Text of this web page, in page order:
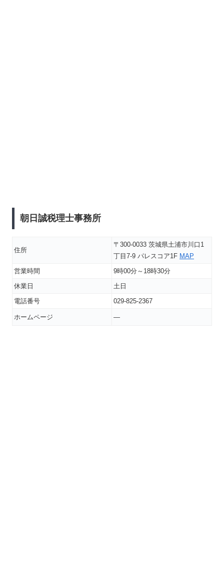
朝日誠税理士事務所
住所
〒300-0033 茨城県土浦市川口1
丁目7-9 パレスコア1F MAP
営業時間
9時00分～18時30分
休業日
土日
電話番号
029-825-2367
ホームページ ―